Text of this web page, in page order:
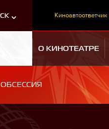
Киноавтоответчик
О КИНОТЕАТРЕ
ОБСЕССИЯ